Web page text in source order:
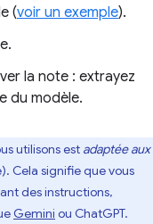
(voir un exemple).
la note : extrayez
du modèle.
utilisons est adaptée aux
Cela signifie que vous
des instructions,
Gemini ou ChatGPT.